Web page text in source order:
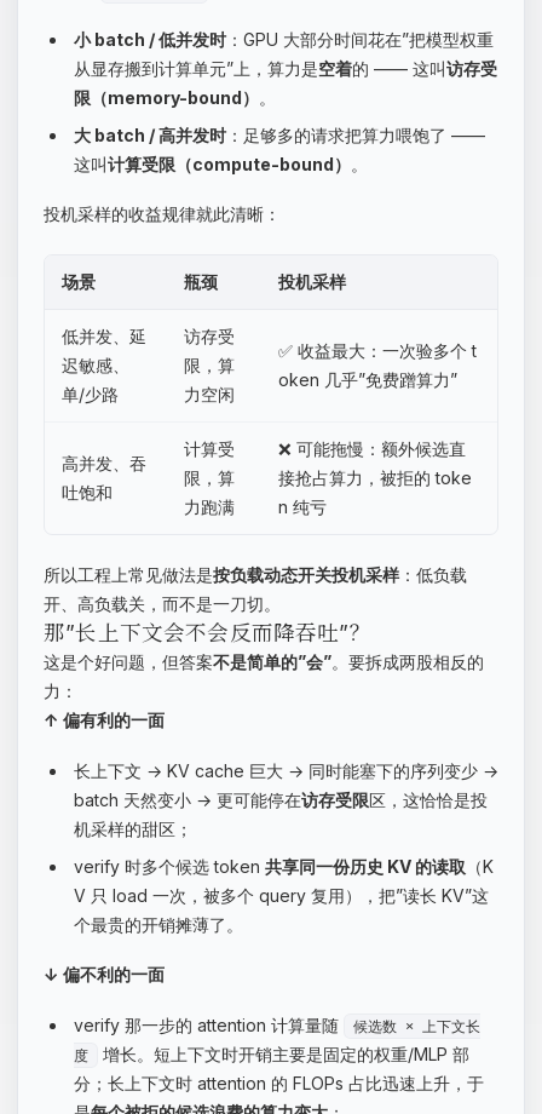
小 batch / 低并发时：GPU 大部分时间花在”把模型权重
从显存搬到计算单元”上，算力是空着的 —— 这叫访存受
限（memory-bound） 。
大 batch / 高并发时：足够多的请求把算力喂饱了 ——
这叫计算受限（compute-bound） 。
投机采样的收益规律就此清晰：
场景 瓶颈 投机采样
低并发、延
迟敏感、
单/少路
访存受
限，算
力空闲
✅ 收益最大：一次验多个 t
oken 几乎”免费蹭算力”
高并发、吞
吐饱和
计算受
限，算
力跑满
❌ 可能拖慢：额外候选直
接抢占算力，被拒的 toke
n 纯亏
所以工程上常见做法是按负载动态开关投机采样：低负载
开、高负载关，而不是一刀切。
那”长上下文会不会反而降吞吐”？
这是个好问题，但答案不是简单的”会”。要拆成两股相反的
力：
↑ 偏有利的一面
长上下文 → KV cache 巨大 → 同时能塞下的序列变少 →
batch 天然变小 → 更可能停在访存受限区，这恰恰是投
机采样的甜区；
verify 时多个候选 token 共享同一份历史 KV 的读取 （K
V 只 load 一次，被多个 query 复用），把”读长 KV”这
个最贵的开销摊薄了。
↓ 偏不利的一面
verify 那一步的 attention 计算量随
候选数 × 上下文长
度
增长。短上下文时开销主要是固定的权重/MLP 部
分；长上下文时 attention 的 FLOPs 占比迅速上升，于